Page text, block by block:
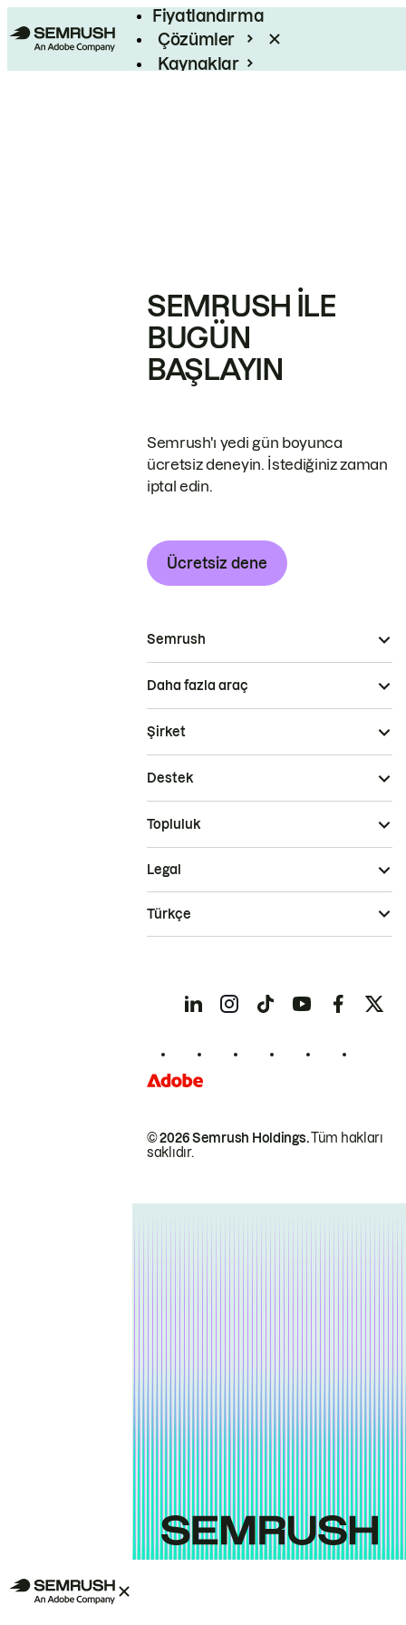
Fiyatlandırma
Çözümler
Kaynaklar
SEMRUSH ILE
BUGÜN
BAŞLAYIN
Semrush'ı yedi gün boyunca
ücretsiz deneyin. İstediğiniz zaman
iptal edin.
Ücretsiz dene
Semrush
Daha fazla araç
Şirket
Destek
Topluluk
© 2026 Semrush Holdings.Tüm hakları
saklıdır.
Legal
Türkçe